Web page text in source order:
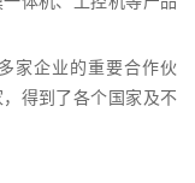
家企业的重要合作伙
得到了各个国家及不